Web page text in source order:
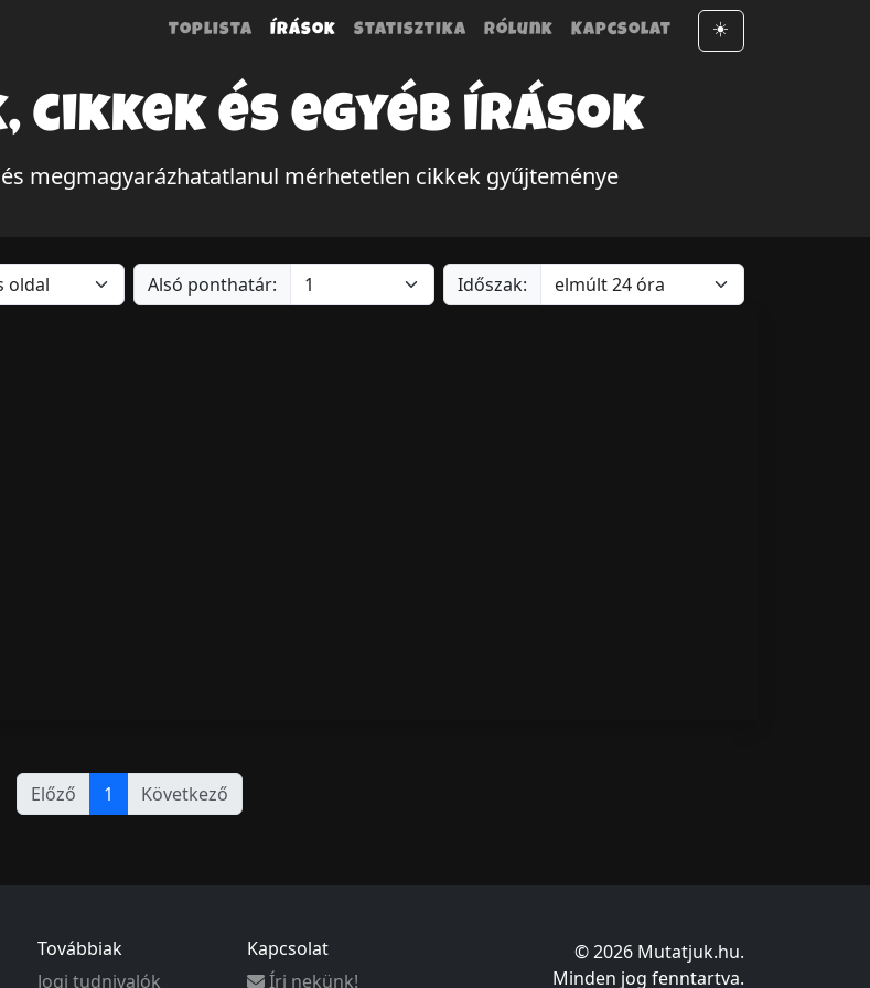
Toplista Írások Statisztika Rólunk Kapcsolat ☀️
és egyéb írások
megmagyarázhatatlanul mérhetetlen cikkek gyűjteménye
Alsó ponthatár: Időszak:
Előző 1 Következő
Továbbiak
Jogi tudnivalók
Kapcsolat
Írj nekünk!
© 2026 Mutatjuk.hu.
Minden jog fenntartva.